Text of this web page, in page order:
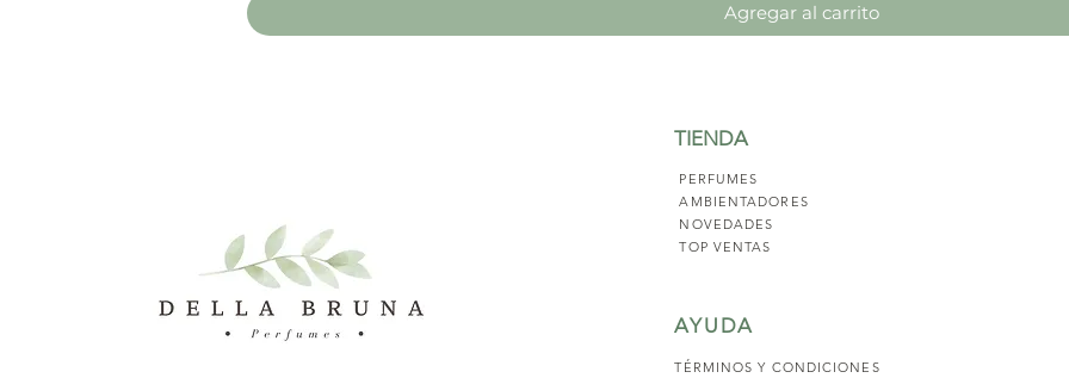
Agregar al carrito
TIENDA
PERFUMES
AMBIENTADORES
NOVEDADES
TOP VENTAS
AYUDA
TÉRMINOS Y CONDICIONES